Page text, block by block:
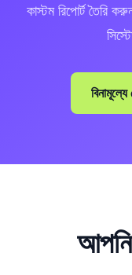
কাস্টম রিপোর্ট তৈরি